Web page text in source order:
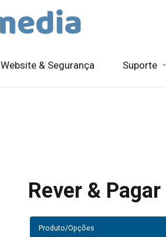
Website & Segurança Suporte
Rever & Pagar
Produto/Opções